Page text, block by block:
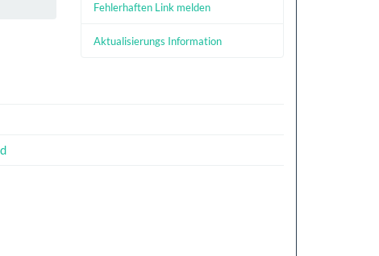
Fehlerhaften Link melden
Aktualisierungs Information